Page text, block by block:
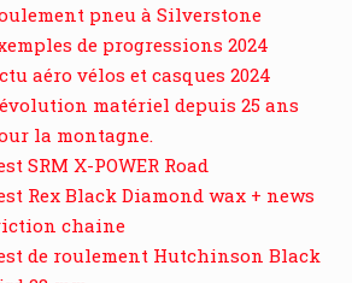
pneu à Silverstone
de progressions 2024
aéro vélos et casques 2024
matériel depuis 25 ans
la montagne.
SRM X-POWER Road
Rex Black Diamond wax + news
chaine
de roulement Hutchinson Black